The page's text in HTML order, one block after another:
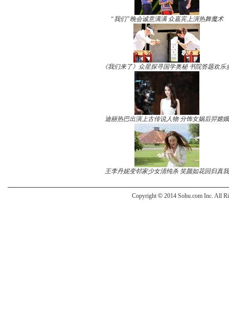
“我们”晚会诚意满满 众嘉宾上演热舞魔术
《我们来了》众星探寻国学奥秘 书院答题欢乐
迪丽热巴出演上古传说人物 分饰女娲后羿嫦娥
王李丹妮变邻家少女清纯杀 笑颜如花回归真我
Copyright © 2014 Sohu.com Inc. All